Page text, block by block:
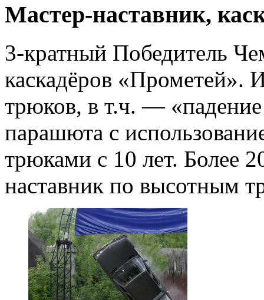
Мастер-наставник,
3-кратный Победитель
каскадёров «Прометей».
трюков, в т.ч. —
парашюта с
трюками с 10 лет. Более
наставник по высотным